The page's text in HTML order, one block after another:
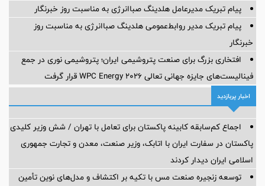
پیام تبریک مدیرعامل هلدینگ صباانرژی به مناسبت روز خبرنگار
پیام تبریک مدیر روابط‌عمومی هلدینگ صباانرژی به مناسبت روز
خبرنگار
افتخاری بزرگ برای صنعت پتروشیمی ایران؛ پتروشیمی نوری در جمع
فینالیست‌های جایزه جهانی تعالی WPC Energy 2026 قرار گرفت
اخبار پربازدید
اجماع کم‌سابقه کابینه پاکستان برای تعامل با تهران / شش وزیر کلیدی
پاکستان در سفارت ایران با اتابک، وزیر صنعت، معدن و تجارت جمهوری
اسلامی ایران دیدار کردند
توسعه زنجیره صنعت مس با تکیه بر اکتشاف و مدل‌های نوین تأمین